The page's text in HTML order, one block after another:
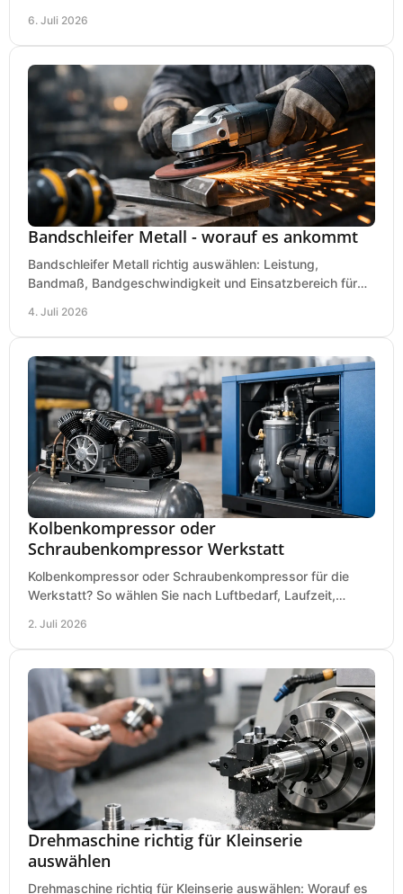
6. Juli 2026
Bandschleifer Metall - worauf es ankommt
Bandschleifer Metall richtig auswählen: Leistung,
Bandmaß, Bandgeschwindigkeit und Einsatzbereich für
4. Juli 2026
Kolbenkompressor oder
Schraubenkompressor Werkstatt
Kolbenkompressor oder Schraubenkompressor für die
Werkstatt? So wählen Sie nach Luftbedarf, Laufzeit,
2. Juli 2026
Drehmaschine richtig für Kleinserie
auswählen
Drehmaschine richtig für Kleinserie auswählen: Worauf es